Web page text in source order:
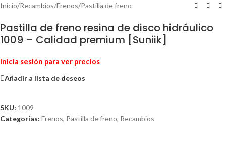
Inicio/Recambios/Frenos/Pastilla de freno
Pastilla de freno resina de disco hidráulico
1009 – Calidad premium [Suniik]
Inicia sesión para ver precios
Añadir a lista de deseos
SKU: 1009
Categorías: Frenos, Pastilla de freno, Recambios